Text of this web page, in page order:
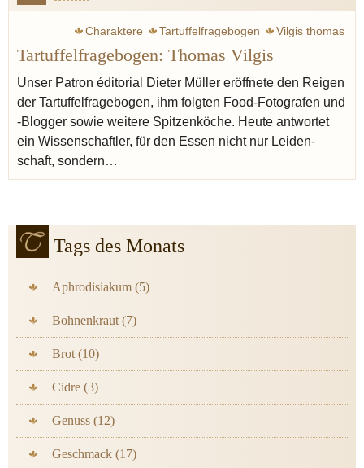
Charaktere Tartuffelfragebogen
Vilgis thomas
Weißwein
Butter Kutteln Leber
Champagner
Pasta Pastis Blogger
Tartuffelfragebogen: Thomas Vilgis
Unser Patron éditorial Dieter Müller eröffnete den Reigen
der Tartuffel­fragebogen, ihm folgten Food-Fotografen und
-Blogger sowie weitere Spitzen­köche. Heute antwortet
ein Wissen­schaftler, für den Essen nicht nur Leiden­
schaft, sondern…
Tags des Monats
Aphrodisiakum (5)
Bohnenkraut (7)
Brot (10)
Cidre (3)
Genuss (12)
Geschmack (17)